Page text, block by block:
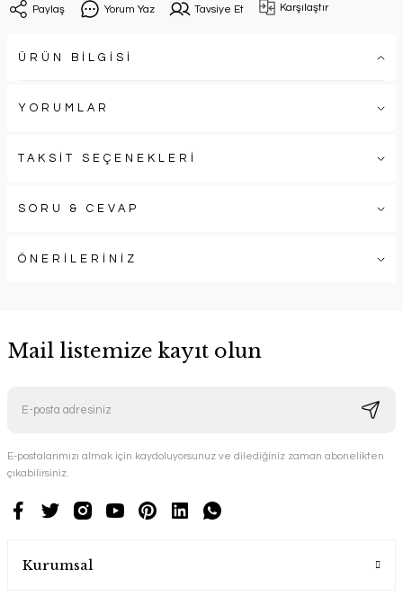
Paylaş Yorum Yaz Tavsiye Et Karşılaştır
ÜRÜN BİLGİSİ
YORUMLAR
TAKSİT SEÇENEKLERİ
SORU & CEVAP
ÖNERİLERİNİZ
Mail listemize kayıt olun
E-postalarımızı almak için kaydoluyorsunuz ve dilediğiniz zaman abonelikten
çıkabilirsiniz.
Kurumsal